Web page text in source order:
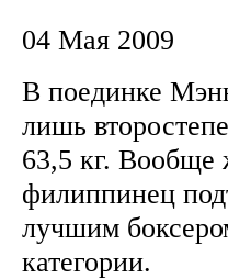
04 Мая 2009
В поединке
лишь
63,5 кг. Вообще
филиппинец
лучшим
категории.